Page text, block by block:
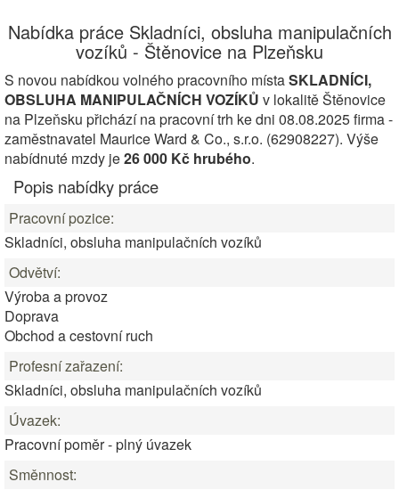
Nabídka práce Skladníci, obsluha manipulačních
vozíků - Štěnovice na Plzeňsku
S novou nabídkou volného pracovního místaSKLADNÍCI,
OBSLUHA MANIPULAČNÍCH VOZÍKŮ v lokalitě Štěnovice
na Plzeňsku přichází na pracovní trh ke dni 08.08.2025 firma -
zaměstnavatel Maurice Ward & Co., s.r.o. (62908227). Výše
nabídnuté mzdy je26 000 Kč hrubého.
Popis nabídky práce
Pracovní pozice:
Skladníci, obsluha manipulačních vozíků
Odvětví:
Výroba a provoz
Doprava
Obchod a cestovní ruch
Profesní zařazení:
Skladníci, obsluha manipulačních vozíků
Úvazek:
Pracovní poměr - plný úvazek
Směnnost: